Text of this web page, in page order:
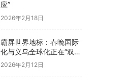
应”
2026年2月18日
霸屏世界地标：春晚国际
化与义乌全球化正在“双向
奔赴”！
2026年2月12日